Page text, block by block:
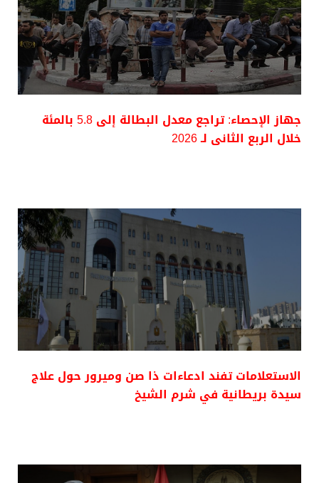
جهاز الإحصاء: تراجع معدل البطالة إلى 5.8 بالمئة
خلال الربع الثانى لـ 2026
الاستعلامات تفند ادعاءات ذا صن وميرور حول علاج
سيدة بريطانية في شرم الشيخ